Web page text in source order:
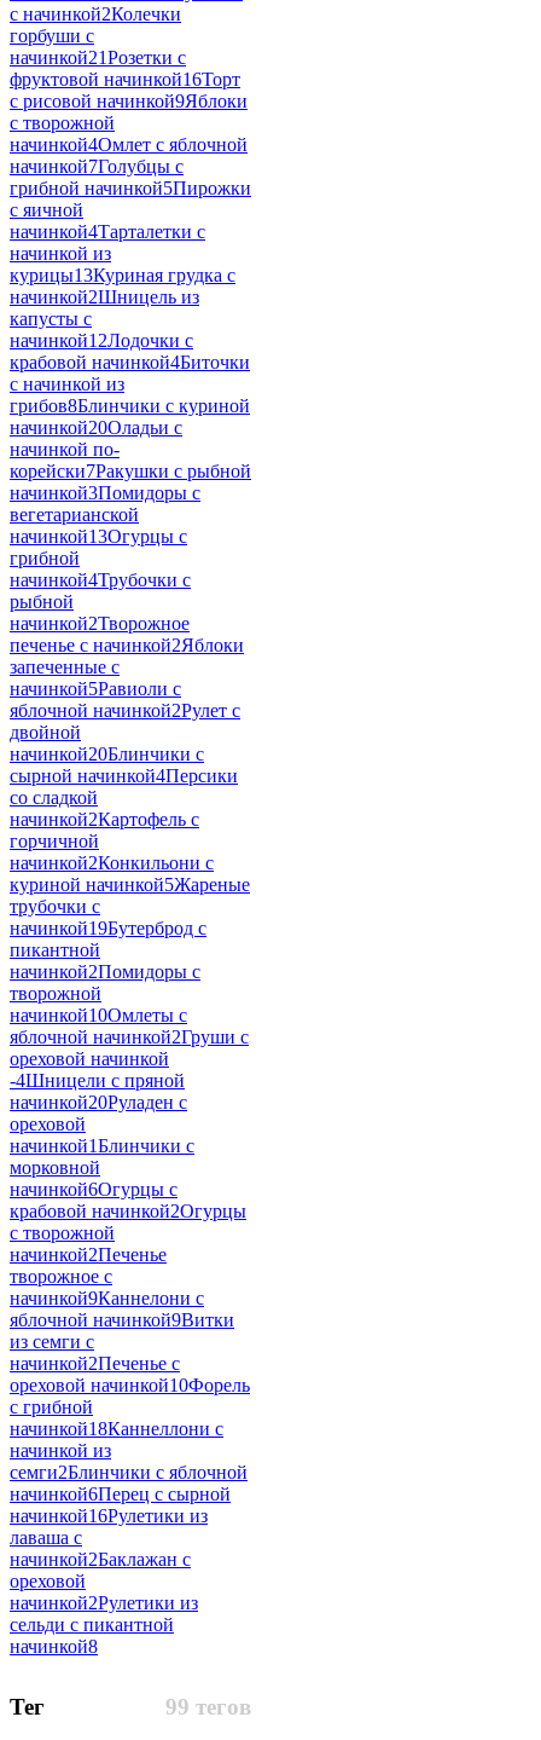
с начинкой2Колечки
горбуши с
начинкой21Розетки с
фруктовой начинкой16Торт
с рисовой начинкой9Яблоки
с творожной
начинкой4Омлет с яблочной
начинкой7Голубцы с
грибной начинкой5Пирожки
с яичной
начинкой4Тарталетки с
начинкой из
курицы13Куриная грудка с
начинкой2Шницель из
капусты с
начинкой12Лодочки с
крабовой начинкой4Биточки
с начинкой из
грибов8Блинчики с куриной
начинкой20Оладьи с
начинкой по-
корейски7Ракушки с рыбной
начинкой3Помидоры с
вегетарианской
начинкой13Огурцы с
грибной
начинкой4Трубочки с
рыбной
начинкой2Творожное
печенье с начинкой2Яблоки
запеченные с
начинкой5Равиоли с
яблочной начинкой2Рулет с
двойной
начинкой20Блинчики с
сырной начинкой4Персики
со сладкой
начинкой2Картофель с
горчичной
начинкой2Конкильони с
куриной начинкой5Жареные
трубочки с
начинкой19Бутерброд с
пикантной
начинкой2Помидоры с
творожной
начинкой10Омлеты с
яблочной начинкой2Груши с
ореховой начинкой
-4Шницели с пряной
начинкой20Руладен с
ореховой
начинкой1Блинчики с
морковной
начинкой6Огурцы с
крабовой начинкой2Огурцы
с творожной
начинкой2Печенье
творожное с
начинкой9Каннелони с
яблочной начинкой9Витки
из семги с
начинкой2Печенье с
ореховой начинкой10Форель
с грибной
начинкой18Каннеллони с
начинкой из
семги2Блинчики с яблочной
начинкой6Перец с сырной
начинкой16Рулетики из
лаваша с
начинкой2Баклажан с
ореховой
начинкой2Рулетики из
сельди с пикантной
начинкой8
99 тегов
Тег